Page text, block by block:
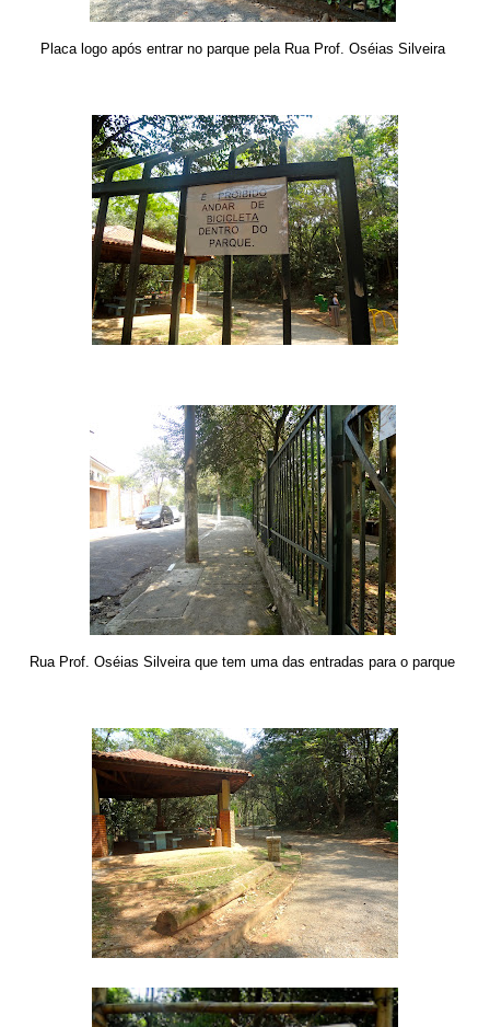
Placa logo após entrar no parque pela Rua Prof. Oséias Silveira
Rua Prof. Oséias Silveira que tem uma das entradas para o parque